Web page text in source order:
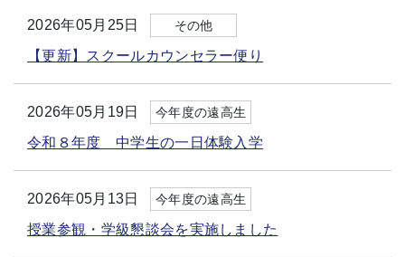
2026年05月25日 その他
【更新】スクールカウンセラー便り
2026年05月19日 今年度の遠高生
令和８年度 中学生の一日体験入学
2026年05月13日 今年度の遠高生
授業参観・学級懇談会を実施しました